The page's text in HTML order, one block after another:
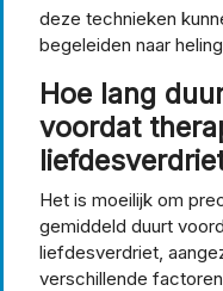
deze technieken
begeleiden naar
Hoe lang
voordat
Het is moeilijk om
gemiddeld duurt
liefdesverdriet,
verschillende